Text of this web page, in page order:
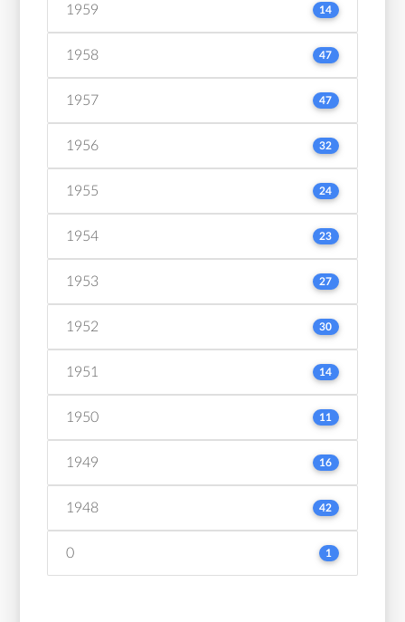
1959 14
1958 47
1957 47
1956 32
1955 24
1954 23
1953 27
1952 30
1951 14
1950 11
1949 16
1948 42
0 1